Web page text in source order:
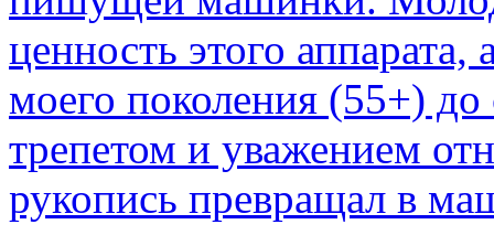
ценность этого
моего поколения (55+) до
трепетом и уважением
рукопись превращал в